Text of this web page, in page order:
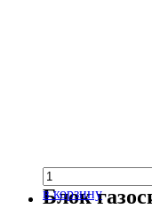
в корзину
Блок